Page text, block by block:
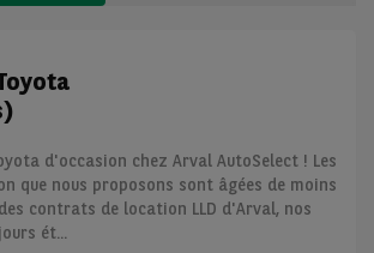
d'occasion chez Arval AutoSelect ! Les
que nous proposons sont âgées de moins
contrats de location LLD d'Arval, nos
ét...